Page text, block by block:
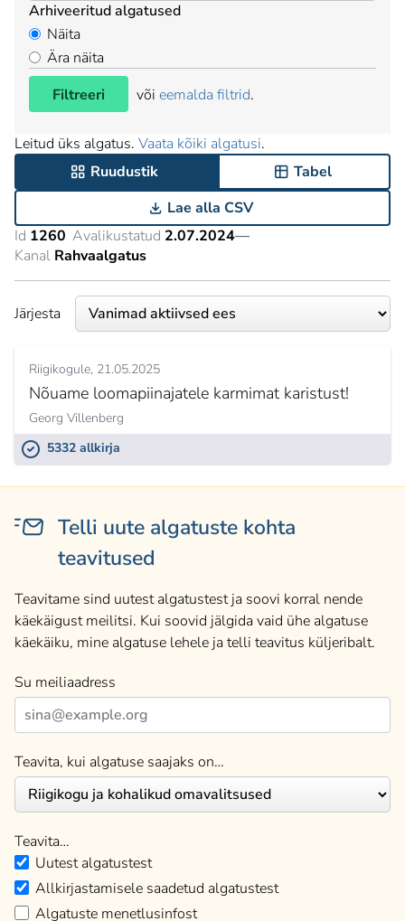
Arhiveeritud algatused
Näita
Ära näita
Filtreeri
või eemalda filtrid.
Leitud üks algatus. Vaata kõiki algatusi.
Ruudustik
Tabel
Lae alla CSV
Id 1260 Avalikustatud 2.07.2024—
Kanal Rahvaalgatus
Järjesta
Riigikogule 21.05.2025
Nõuame loomapiinajatele karmimat karistust!
Georg Villenberg
5332 allkirja
Telli uute algatuste kohta
teavitused
Teavitame sind uutest algatustest ja soovi korral nende
käekäigust meilitsi. Kui soovid jälgida vaid ühe algatuse
käekäiku, mine algatuse lehele ja telli teavitus küljeribalt.
Su meiliaadress
Teavita, kui algatuse saajaks on…
Teavita…
Uutest algatustest
Allkirjastamisele saadetud algatustest
Algatuste menetlusinfost